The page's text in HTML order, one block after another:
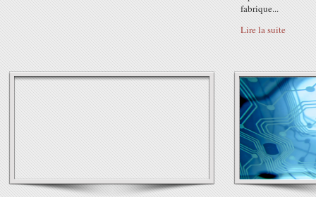
fabrique...
Lire la suite